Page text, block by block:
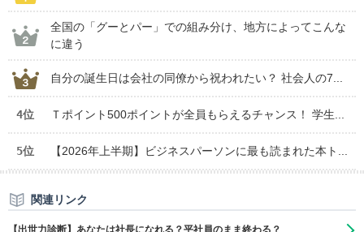
全国の「グーとパー」での組み分け、地方によってこんな
に違う
自分の誕生日は会社の同僚から祝われたい？ 社会人の7...
4位 Ｔポイント500ポイントが全員もらえるチャンス！ 学生...
5位 【2026年上半期】ビジネスパーソンに最も読まれた本ト...
関連リンク
【出世力診断】あなたは社長になれる？平社員のまま終わる？